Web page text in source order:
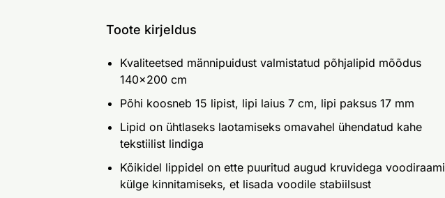
Toote kirjeldus
Kvaliteetsed männipuidust valmistatud põhjalipid mõõdus
140x200 cm
Põhi koosneb 15 lipist, lipi laius 7 cm, lipi paksus 17 mm
Lipid on ühtlaseks laotamiseks omavahel ühendatud kahe
tekstiilist lindiga
Kõikidel lippidel on ette puuritud augud kruvidega voodiraami
külge kinnitamiseks, et lisada voodile stabiilsust